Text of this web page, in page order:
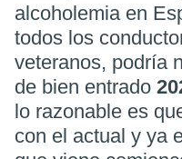
alcoholemia en
todos los
veteranos, podría
de bien entrado
lo razonable es
con el actual y ya